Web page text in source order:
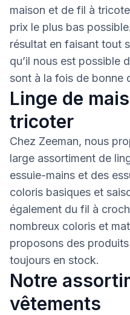
maison et de fil à
prix le plus bas
résultat en faisant tout
qu’il nous est possible
sont à la fois de bonne
Linge de
tricoter
Chez Zeeman, nous
large assortiment de
essuie-mains et des
coloris basiques et
également du fil à
nombreux coloris et
proposons des
toujours en stock.
Notre
vêtements